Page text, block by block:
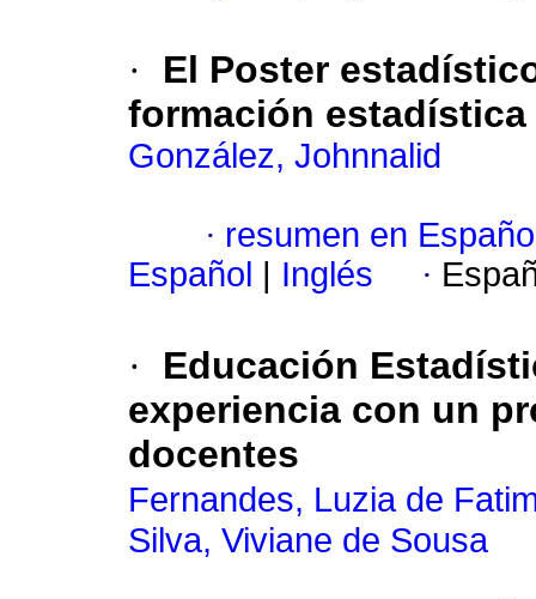
·
El Poster
formación
González, Johnnalid
· resumen en
Español
Inglés ·
·
Educación
experiencia con un
docentes
Fernandes, Luzia de
Silva, Viviane de Sousa